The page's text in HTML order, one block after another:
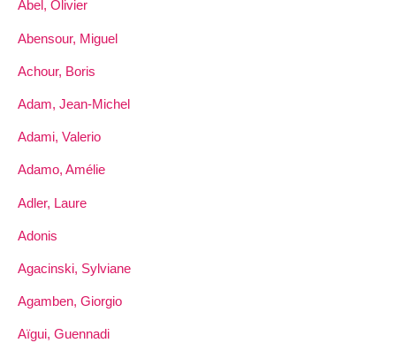
Abel, Olivier
Abensour, Miguel
Achour, Boris
Adam, Jean-Michel
Adami, Valerio
Adamo, Amélie
Adler, Laure
Adonis
Agacinski, Sylviane
Agamben, Giorgio
Aïgui, Guennadi